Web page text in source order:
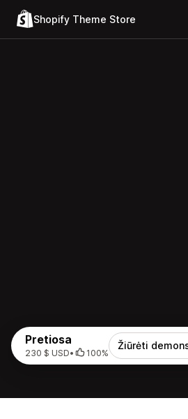
Shopify Theme Store
Pretiosa
230 $ USD• 100%
Žiūrėti